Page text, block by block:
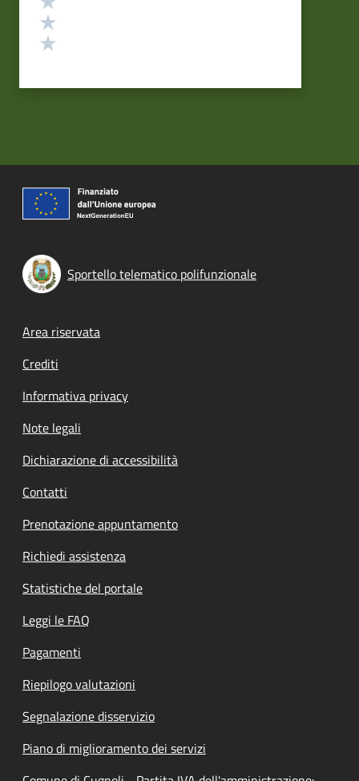
Sportello telematico polifunzionale
Footer menu
Area riservata
Crediti
Informativa privacy
Note legali
Dichiarazione di accessibilità
Contatti
Prenotazione appuntamento
Richiedi assistenza
Statistiche del portale
Leggi le FAQ
Pagamenti
Riepilogo valutazioni
Segnalazione disservizio
Piano di miglioramento dei servizi